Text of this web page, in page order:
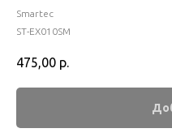
Smartec
ST-EX010SM
475,00 р.